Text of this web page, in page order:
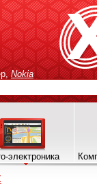
Nokia
электроника